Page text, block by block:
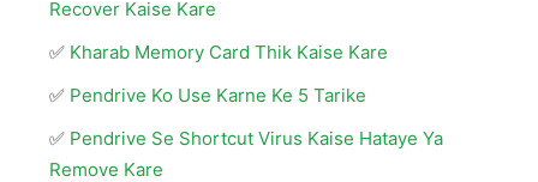
Recover Kaise Kare
Kharab Memory Card Thik Kaise Kare
Pendrive Ko Use Karne Ke 5 Tarike
Pendrive Se Shortcut Virus Kaise Hataye Ya
Remove Kare